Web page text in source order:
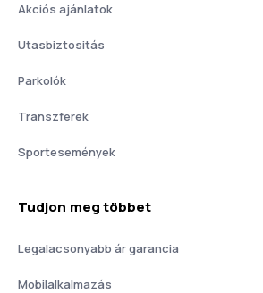
Akciós ajánlatok
Utasbiztositás
Parkolók
Transzferek
Sportesemények
Tudjon meg többet
Legalacsonyabb ár garancia
Mobilalkalmazás